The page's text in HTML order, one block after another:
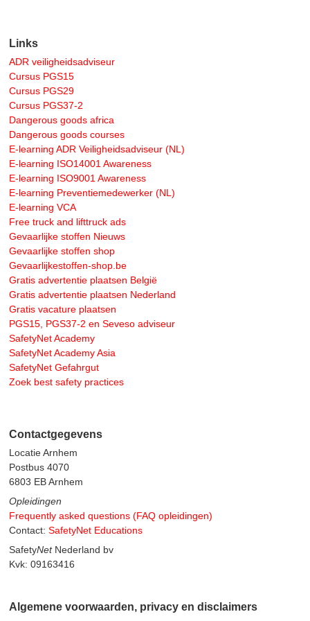
Links
ADR veiligheidsadviseur
Cursus PGS15
Cursus PGS29
Cursus PGS37-2
Dangerous goods africa
Dangerous goods courses
E-learning ADR Veiligheidsadviseur (NL)
E-learning ISO14001 Awareness
E-learning ISO9001 Awareness
E-learning Preventiemedewerker (NL)
E-learning VCA
Free truck and lifttruck ads
Gevaarlijke stoffen Nieuws
Gevaarlijke stoffen shop
Gevaarlijkestoffen-shop.be
Gratis advertentie plaatsen België
Gratis advertentie plaatsen Nederland
Gratis vacature plaatsen
PGS15, PGS37-2 en Seveso adviseur
SafetyNet Academy
SafetyNet Academy Asia
SafetyNet Gefahrgut
Zoek best safety practices
Contactgegevens
Locatie Arnhem
Postbus 4070
6803 EB Arnhem
Opleidingen
Frequently asked questions (FAQ opleidingen)
Contact:SafetyNet Educations
SafetyNetNederland bv
Kvk: 09163416
Algemene voorwaarden, privacy en disclaimers